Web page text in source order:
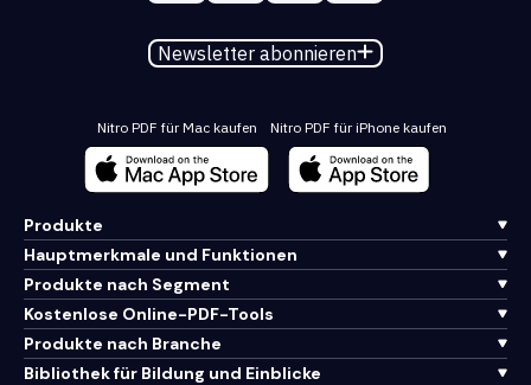
Newsletter abonnieren
Nitro PDF für Mac kaufen Nitro PDF für iPhone kaufen
Produkte
Hauptmerkmale und Funktionen
Produkte nach Segment
Kostenlose Online-PDF-Tools
Produkte nach Branche
Bibliothek für Bildung und Einblicke